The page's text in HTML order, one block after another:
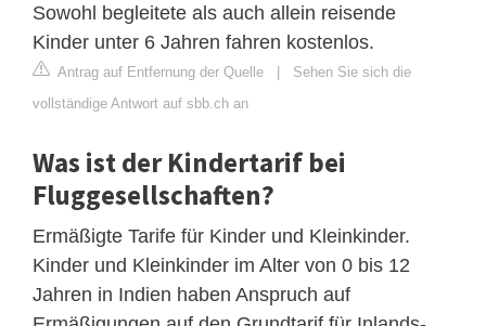
Sowohl begleitete als auch allein reisende
Kinder unter 6 Jahren fahren kostenlos.
Antrag auf Entfernung der Quelle | Sehen Sie sich die
vollständige Antwort auf sbb.ch an
Was ist der Kindertarif bei
Fluggesellschaften?
Ermäßigte Tarife für Kinder und Kleinkinder.
Kinder und Kleinkinder im Alter von 0 bis 12
Jahren in Indien haben Anspruch auf